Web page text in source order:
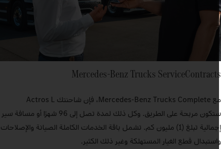
Mercedes‑Benz Trucks
مع Mercedes‑Benz Trucks Complete، فإن شاحنتك Actros L
ستكون مربحة على الطريق. وكل ذلك لمدة تصل إلى 96 شهرًا أو مسافة سير
إجمالية تبلغ (1) مليون كم. تشمل باقة الخدمات الكاملة الصيانة والإصلاحات
قطع الغيار المستهلكة وغير ذلك الكثير.